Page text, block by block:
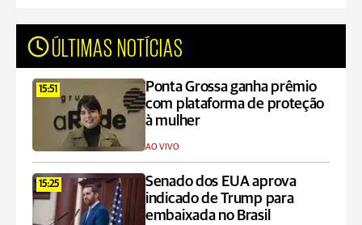
ÚLTIMAS NOTÍCIAS
15:51
Ponta Grossa ganha prêmio
com plataforma de proteção
à mulher
AO VIVO
15:25
Senado dos EUA aprova
indicado de Trump para
embaixada no Brasil